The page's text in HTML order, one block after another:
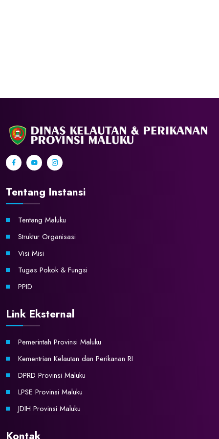
Tentang Instansi
Tentang Maluku
Struktur Organisasi
Visi Misi
Tugas Pokok & Fungsi
PPID
Link Eksternal
Pemerintah Provinsi Maluku
Kementrian Kelautan dan Perikanan RI
DPRD Provinsi Maluku
LPSE Provinsi Maluku
JDIH Provinsi Maluku
Kontak